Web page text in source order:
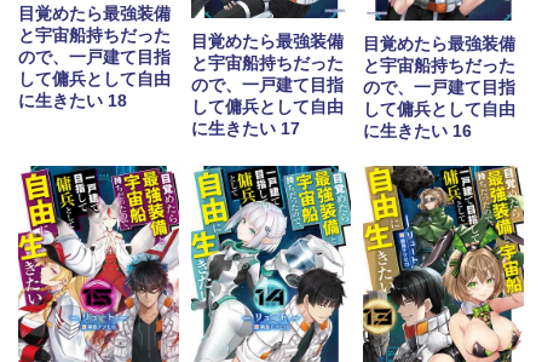
目覚めたら最強装備
と宇宙船持ちだった
ので、一戸建て目指
して傭兵として自由
に生きたい 18
目覚めたら最強装備
と宇宙船持ちだった
ので、一戸建て目指
して傭兵として自由
に生きたい 17
目覚めたら最強装備
と宇宙船持ちだった
ので、一戸建て目指
して傭兵として自由
に生きたい 16